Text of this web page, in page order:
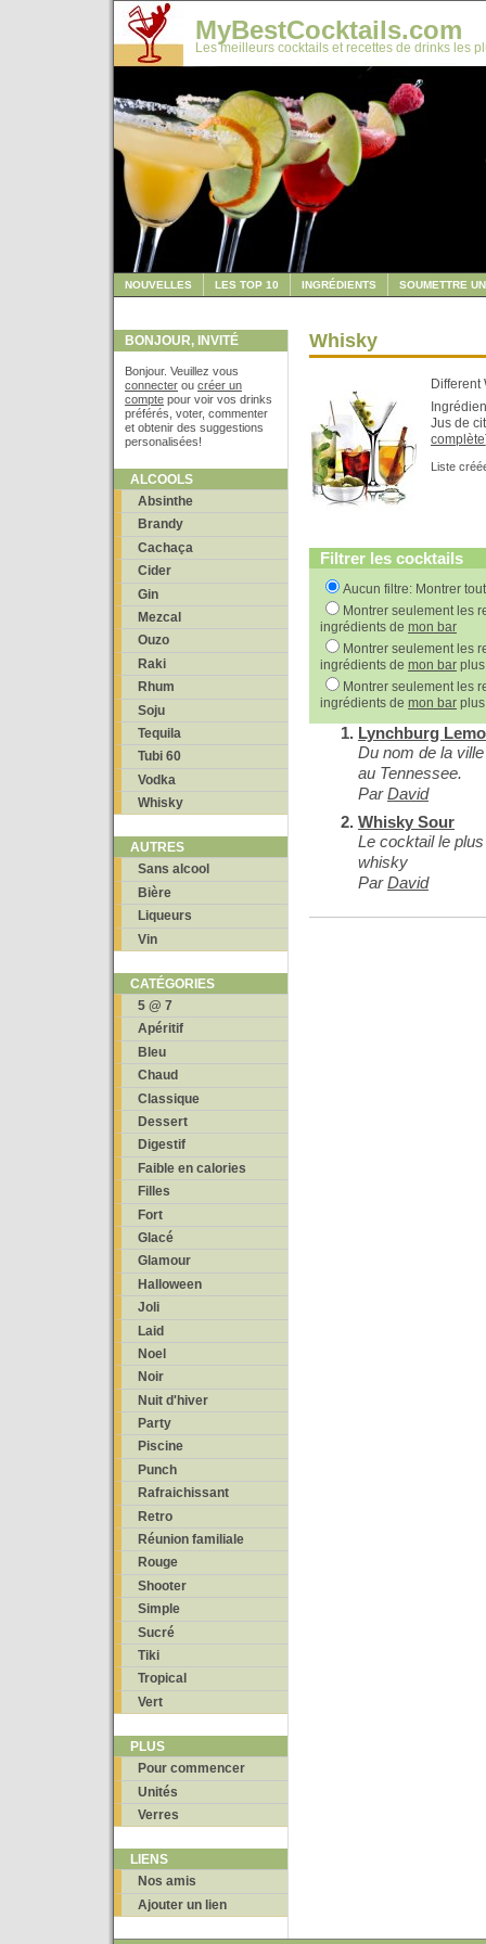
MyBestCocktails.com
Les meilleurs cocktails et recettes de drinks les
NOUVELLES LES TOP 10 INGRÉDIENTS SOUMETTRE
BONJOUR, INVITÉ
Bonjour. Veuillez vous
connecter ou créer un
compte pour voir vos drinks
préférés, voter, commenter
et obtenir des suggestions
personalisées!
ALCOOLS
Absinthe
Brandy
Cachaça
Cider
Gin
Mezcal
Ouzo
Raki
Rhum
Soju
Tequila
Tubi 60
Vodka
Whisky
AUTRES
Sans alcool
Bière
Liqueurs
Vin
CATÉGORIES
5 @ 7
Apéritif
Bleu
Chaud
Classique
Dessert
Digestif
Faible en calories
Filles
Fort
Glacé
Glamour
Halloween
Joli
Laid
Noel
Noir
Nuit d'hiver
Party
Piscine
Punch
Rafraichissant
Retro
Réunion familiale
Rouge
Shooter
Simple
Sucré
Tiki
Tropical
Vert
PLUS
Pour commencer
Unités
Verres
LIENS
Nos amis
Ajouter un lien
Whisky
Different
Jus de
complète
Liste
Filtrer les cocktails
Aucun filtre: Montrer
Montrer seulement les
ingrédients de mon bar
Montrer seulement les
ingrédients de mon bar
Montrer seulement les
ingrédients de mon bar
Lynchburg
Du nom de la
au Tennessee.
ParDavid
Whisky Sour
Le cocktail le
whisky
ParDavid